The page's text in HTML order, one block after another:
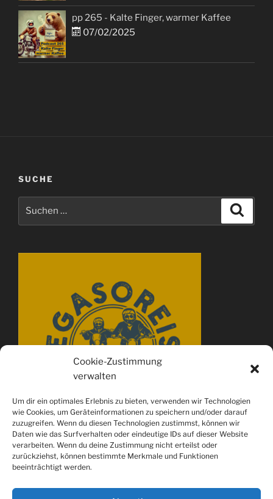
Cookie-Zustimmung
verwalten
Um dir ein optimales Erlebnis zu bieten, verwenden wir Technologien
wie Cookies, um Geräteinformationen zu speichern und/oder darauf
zuzugreifen. Wenn du diesen Technologien zustimmst, können wir
Daten wie das Surfverhalten oder eindeutige IDs auf dieser Website
verarbeiten. Wenn du deine Zustimmung nicht erteilst oder
zurückziehst, können bestimmte Merkmale und Funktionen
beeinträchtigt werden.
pp 265 - Kalte Finger, warmer Kaffee
07/02/2025
SUCHE